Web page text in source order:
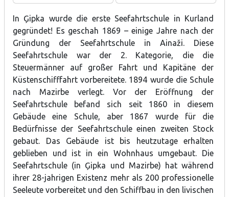
In Ģipka wurde die erste Seefahrtschule in Kurland
gegründet! Es geschah 1869 – einige Jahre nach der
Gründung der Seefahrtschule in Ainaži. Diese
Seefahrtschule war der 2. Kategorie, die die
Steuermänner auf großer Fahrt und Kapitäne der
Küstenschifffahrt vorbereitete. 1894 wurde die Schule
nach Mazirbe verlegt. Vor der Eröffnung der
Seefahrtschule befand sich seit 1860 in diesem
Gebäude eine Schule, aber 1867 wurde für die
Bedürfnisse der Seefahrtschule einen zweiten Stock
gebaut. Das Gebäude ist bis heutzutage erhalten
geblieben und ist in ein Wohnhaus umgebaut. Die
Seefahrtschule (in Ģipka und Mazirbe) hat während
ihrer 28-jahrigen Existenz mehr als 200 professionelle
Seeleute vorbereitet und den Schiffbau in den livischen